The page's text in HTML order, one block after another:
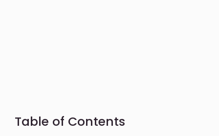
Table of Contents